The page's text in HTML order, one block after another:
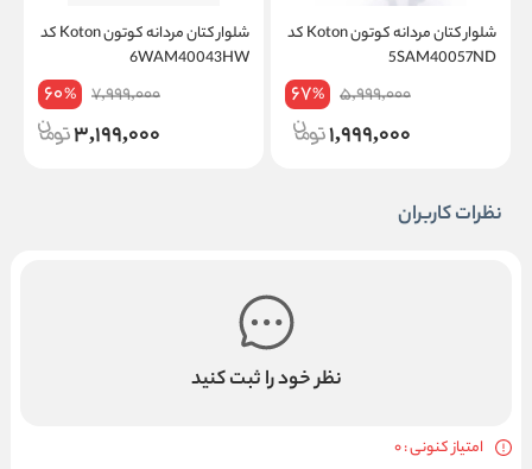
شلوار کتان مردانه کوتون Koton کد
5SAM40057ND
5,999,000
67%
1,999,000
شلوار کتان مردانه کوتون Koton کد
6WAM40043HW
7,999,000
60%
3,199,000
نظرات کاربران
نظر خود را ثبت کنید
امتیاز کنونی : 0